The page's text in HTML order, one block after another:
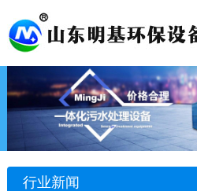
行业新闻